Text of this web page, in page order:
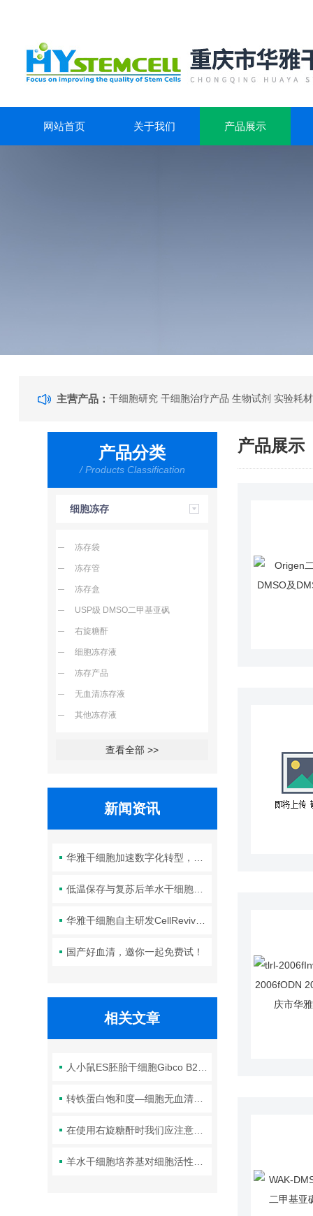
网站首页 关于我们 产品展示
主营产品：干细胞研究 干细胞治疗产品 生物试剂 实验耗
产品分类
/ Products Classification
细胞冻存
冻存袋
冻存管
冻存盒
USP级 DMSO二甲基亚砜
右旋糖酐
细胞冻存液
冻存产品
无血清冻存液
其他冻存液
查看全部 >>
新闻资讯
低温保存与复苏后羊水干细胞培养基的选择要点：维持细胞活性的关键因素
华雅干细胞自主研发CellRevive Supplement细胞急救万能添加剂正式开售
国产好血清，邀你一起免费试！
相关文章
转铁蛋白饱和度—细胞无血清培养
在使用右旋糖酐时我们应注意那些情况
产品展示